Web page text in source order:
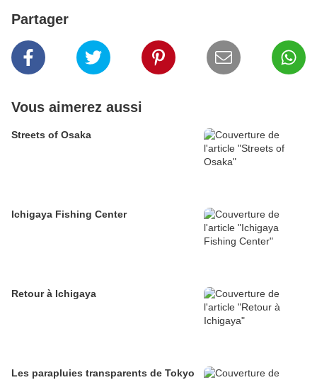
Partager
Vous aimerez aussi
Streets of Osaka
Ichigaya Fishing Center
Retour à Ichigaya
Les parapluies transparents de Tokyo